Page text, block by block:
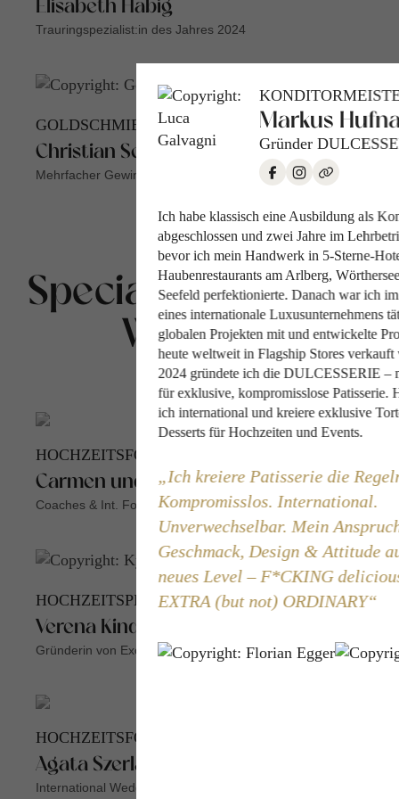
Elisabeth Habig
Trauringspezialist:in des Jahres 2024
GOLDSCHMIEDE-MEISTER
Christian Sommer
Mehrfacher Gewinner des AWA
Special: Elopement
Wedding
HOCHZEITSFOTOGRAFEN
Carmen und Ingo Leitner
Coaches & Int. Fotografen
HOCHZEITSPLANERIN
Verena Kindermann
Gründerin von Exclusive Weddings Austria
HOCHZEITSFOTOGRAFIN
Agata Szerlag
International Wedding Photographer
Markus
Gründer
Ich habe klassisch eine Ausbildung als
abgeschlossen und zwei Jahre im
bevor ich mein Handwerk in 5-Sterne-
Haubenrestaurants am Arlberg,
Seefeld perfektionierte. Danach war ich
eines internationale Luxusunternehmens
globalen Projekten mit und entwickelte
heute weltweit in Flagship Stores verkauft
2024 gründete ich die DULCESSERIE –
für exklusive, kompromisslose Patisserie.
ich international und kreiere exklusive
Desserts für Hochzeiten und Events.
Ich kreiere Patisserie die
Kompromisslos. International.
Unverwechselbar. Mein
Geschmack, Design & Attitude
neues Level – F*CKING
EXTRA (but not) ORDINARY